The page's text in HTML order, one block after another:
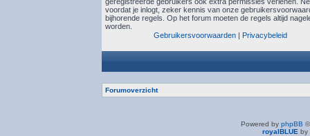
voordat je inlogt, zeker kennis van onze
bijhorende regels. Op het forum moeten de regels altijd
worden.
Gebruikersvoorwaarden | Privacybeleid
Forumoverzicht
Powered by phpBB
royalBLUE by